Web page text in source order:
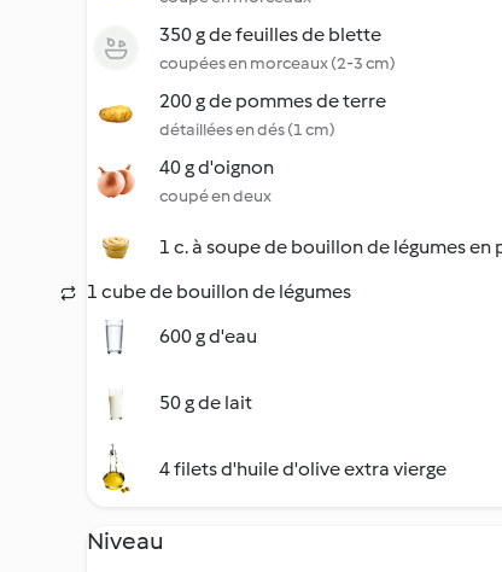
350 g de feuilles de blette
coupées en morceaux (2-3 cm)
200 g de pommes de terre
détaillées en dés (1 cm)
40 g d'oignon
coupé en deux
1 c. à soupe de bouillon de légumes en
1 cube de bouillon de légumes
600 g d'eau
50 g de lait
4 filets d'huile d'olive extra vierge
Niveau